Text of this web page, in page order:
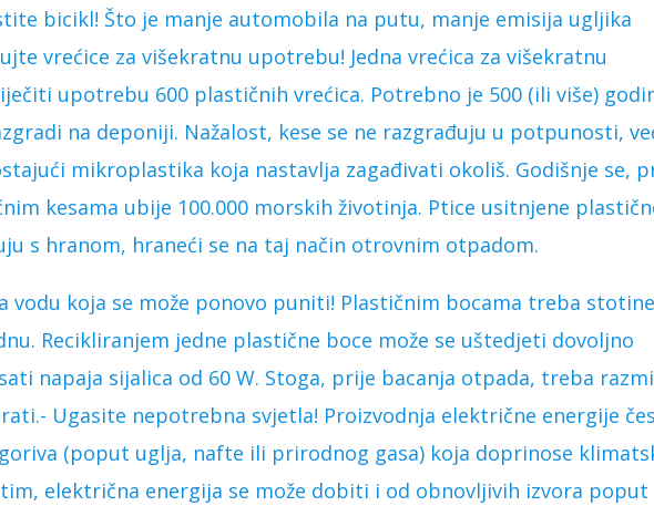
bicikl! Što je manje automobila na putu, manje emisija ugljika
vrećice za višekratnu upotrebu! Jedna vrećica za višekratnu
upotrebu 600 plastičnih vrećica. Potrebno je 500 (ili više)
na deponiji. Nažalost, kese se ne razgrađuju u potpunosti,
mikroplastika koja nastavlja zagađivati okoliš. Godišnje se,
kesama ubije 100.000 morskih životinja. Ptice usitnjene
s hranom, hraneći se na taj način otrovnim otpadom.
vodu koja se može ponovo puniti! Plastičnim bocama treba stotine
Recikliranjem jedne plastične boce može se uštedjeti dovoljno
napaja sijalica od 60 W. Stoga, prije bacanja otpada, treba
Ugasite nepotrebna svjetla! Proizvodnja električne energije
(poput uglja, nafte ili prirodnog gasa) koja doprinose
električna energija se može dobiti i od obnovljivih izvora poput